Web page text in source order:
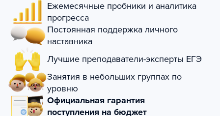
Ежемесячные пробники и аналитика
прогресса
Постоянная поддержка личного
наставника
Лучшие преподаватели-эксперты ЕГЭ
Занятия в небольших группах по
уровню
Официальная гарантия
поступления на бюджет